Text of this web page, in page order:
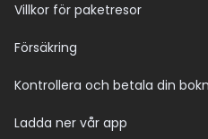
Villkor för paketresor
Försäkring
Kontrollera och betala din
Ladda ner vår app